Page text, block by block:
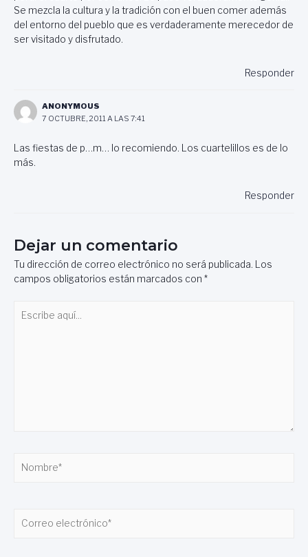
Se mezcla la cultura y la tradición con el buen comer además
del entorno del pueblo que es verdaderamente merecedor de
ser visitado y disfrutado.
Responder
ANONYMOUS
7 OCTUBRE, 2011 A LAS 7:41
Las fiestas de p…m… lo recomiendo. Los cuartelillos es de lo
más.
Responder
Dejar un comentario
Tu dirección de correo electrónico no será publicada. Los
campos obligatorios están marcados con *
aquí...
electrónico*